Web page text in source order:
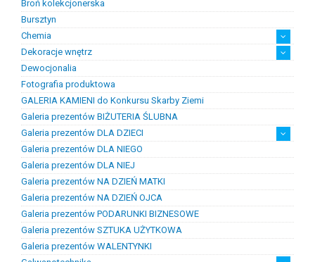
Artystyczna biżuteria srebrna
Biżuteria damska
Biżuteria dawna
Biżuteria dziecięca
Biżuteria inteligentna
Biżuteria miejska
Biżuteria męska
Biżuteria na zamówienie
Biżuteria rodowa
Biżuteria sakralna
Biżuteria srebrna
Biżuteria stalowa
Biżuteria stomatologiczna
Biżuteria sztuczna
Biżuteria unikatowa
Biżuteria z bursztynem
Biżuteria z diamentami
Biżuteria złota
Biżuteria ślubna
Obrączki ślubne
Broń kolekcjonerska
Bursztyn
Chemia
Chemia złotnicza
Ciecze probiercze
Kleje
Pasty i proszki do lutowania
Dekoracje wnętrz
Figurki
Lampy i plafony
Świeczniki
Dewocjonalia
Fotografia produktowa
GALERIA KAMIENI do Konkursu Skarby Ziemi
Galeria prezentów BIŻUTERIA ŚLUBNA
Galeria prezentów DLA DZIECI
Prezenty na chrzest i narodziny dzieci
Prezenty na komunię
Galeria prezentów DLA NIEGO
Galeria prezentów DLA NIEJ
Galeria prezentów NA DZIEŃ MATKI
Galeria prezentów NA DZIEŃ OJCA
Galeria prezentów PODARUNKI BIZNESOWE
Galeria prezentów SZTUKA UŻYTKOWA
Galeria prezentów WALENTYNKI